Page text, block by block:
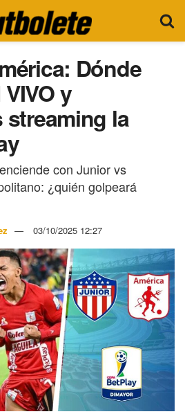
Dónde
y
la
con Junior vs
¿quién golpeará
03/10/2025 12:27